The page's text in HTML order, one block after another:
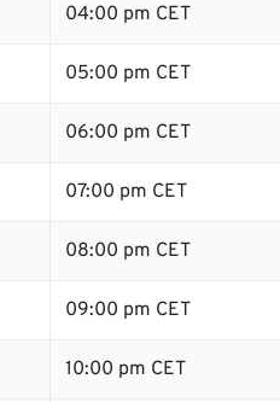
04:00 pm CET
05:00 pm CET
06:00 pm CET
07:00 pm CET
08:00 pm CET
09:00 pm CET
10:00 pm CET